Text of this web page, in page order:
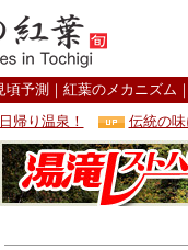
頃予測 ｜ 紅葉のメカニズム
帰り温泉！
伝統の